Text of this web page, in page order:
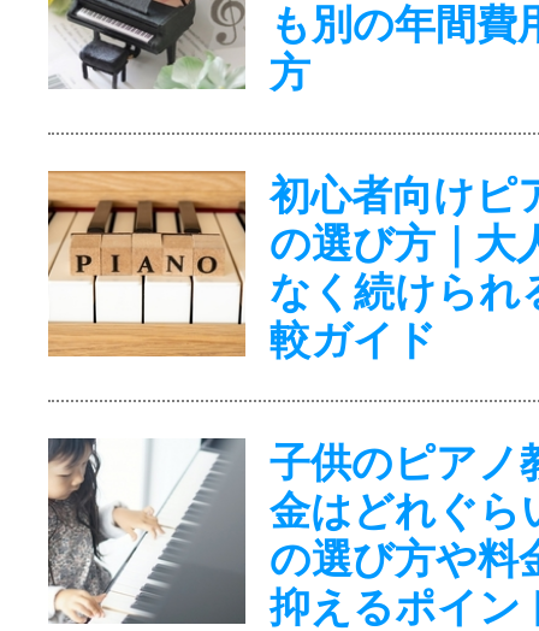
も別の年間費
方
初心者向けピ
の選び方｜大
なく続けられ
較ガイド
子供のピアノ
金はどれぐら
の選び方や料
抑えるポイン